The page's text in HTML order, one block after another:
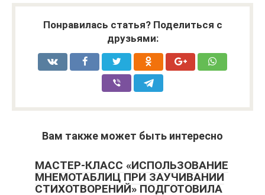
Понравилась статья? Поделиться с
друзьями:
Вам также может быть интересно
МАСТЕР-КЛАСС «ИСПОЛЬЗОВАНИЕ
МНЕМОТАБЛИЦ ПРИ ЗАУЧИВАНИИ
СТИХОТВОРЕНИЙ» ПОДГОТОВИЛА